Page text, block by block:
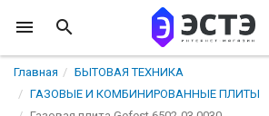
Главная
БЫТОВАЯ ТЕХНИКА
ГАЗОВЫЕ И КОМБИНИРОВАННЫЕ ПЛИТЫ